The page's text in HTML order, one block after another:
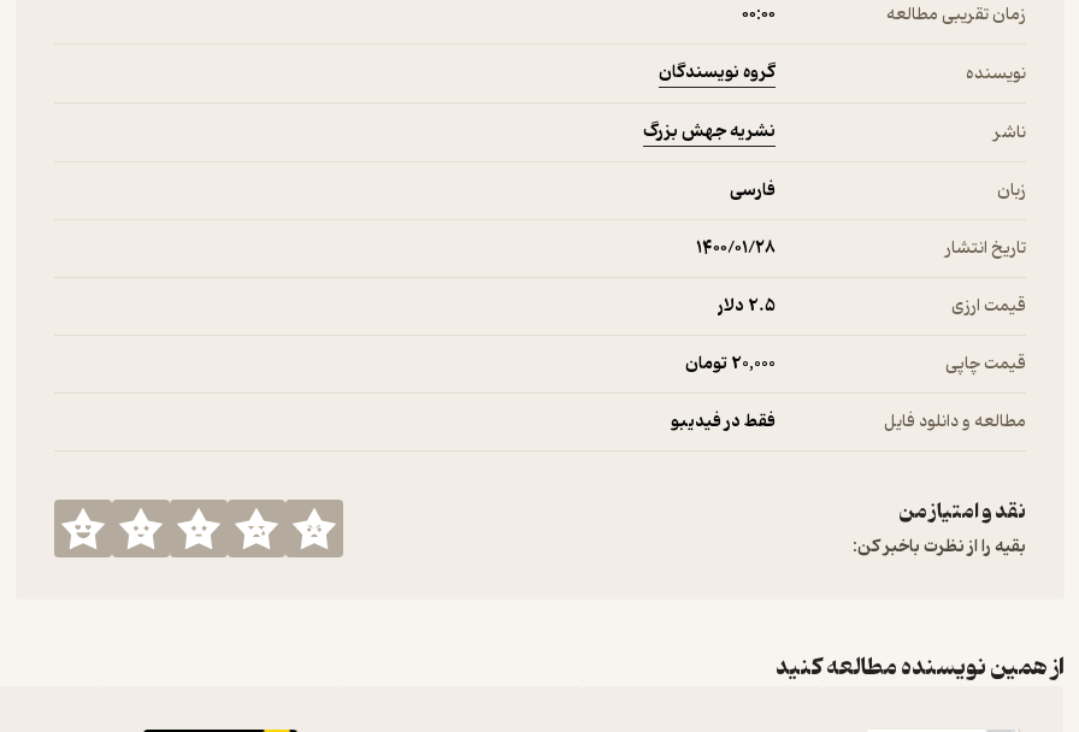
زمان تقریبی مطالعه ۰۰:۰۰
نویسنده گروه نویسندگان
ناشر نشریه جهش بزرگ
زبان فارسی
تاریخ انتشار ۱۴۰۰/۰۱/۲۸
قیمت ارزی 2.۵ دلار
قیمت چاپی 20,000 تومان
مطالعه و دانلود فایل فقط در فیدیبو
نقد و امتیاز من
بقیه را از نظرت باخبر کن:
از همین نویسنده مطالعه کنید